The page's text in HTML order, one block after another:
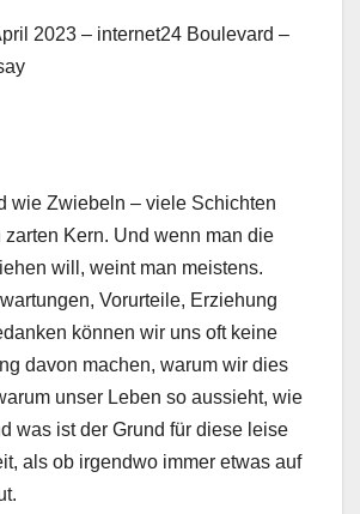
2023 – internet24 Boulevard –
wie Zwiebeln – viele Schichten
zarten Kern. Und wenn man die
will, weint man meistens.
Vorurteile, Erziehung
können wir uns oft keine
davon machen, warum wir dies
unser Leben so aussieht, wie
was ist der Grund für diese leise
als ob irgendwo immer etwas auf